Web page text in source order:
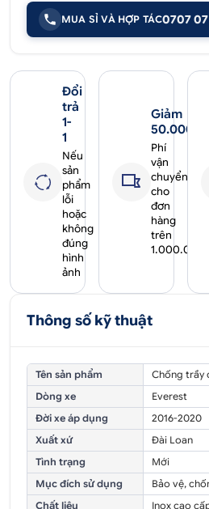
MUA SỈ VÀ HỢP TÁC0707
Đổi
trả
1-
1
Nếu
sản
phẩm
lỗi
hoặc
không
đúng
hình
ảnh
Giảm
50.000₫
Phí
vận
chuyển
cho
đơn
hàng
trên
1.000.000₫
Thông số kỹ thuật
Tên sản phẩm
Chống trầy
Dòng xe
Everest
Đời xe áp dụng
2016-2020
Xuất xứ
Đài Loan
Tình trạng
Mới
Mục đích sử dụng
Bảo vệ,
Chất liệu
Inox cao